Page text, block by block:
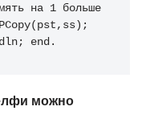
на 1 больше
end.
можно